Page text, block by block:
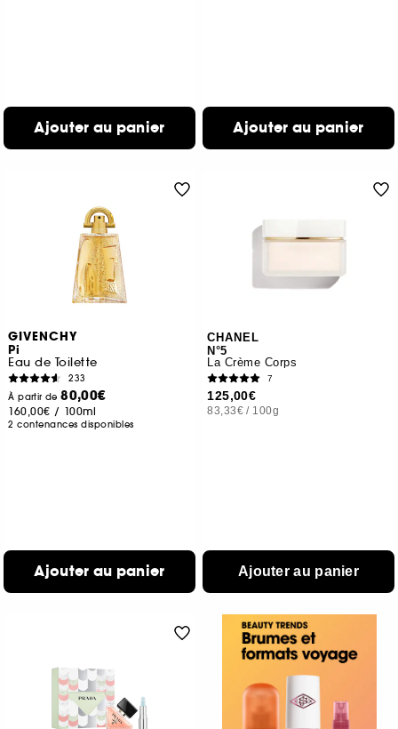
Ajouter au panier Ajouter au panier
GIVENCHY
Pi
Eau de Toilette
233
À partir de80,00€
160,00€ / 100ml
2 contenances disponibles
Ajouter au panier
CHANEL
N°5
La Crème Corps
7
125,00€
83,33€ / 100g
Ajouter au panier